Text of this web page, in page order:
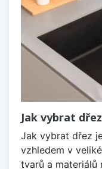
Jak vybrat
Jak vybrat dřez
vzhledem v
tvarů a materiálů